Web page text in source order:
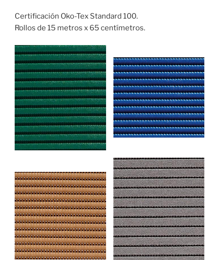
Certificación Oko-Tex Standard 100.
Rollos de 15 metros x 65 centímetros.